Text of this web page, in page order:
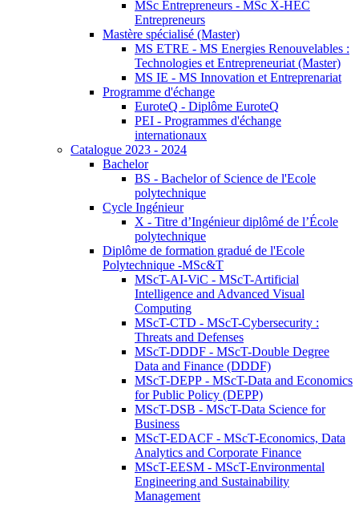
MSc Entrepreneurs - MSc X-HEC
Entrepreneurs
Mastère spécialisé (Master)
MS ETRE - MS Energies Renouvelables :
Technologies et Entrepreneuriat (Master)
MS IE - MS Innovation et Entreprenariat
Programme d'échange
EuroteQ - Diplôme EuroteQ
PEI - Programmes d'échange
internationaux
Catalogue 2023 - 2024
Bachelor
BS - Bachelor of Science de l'Ecole
polytechnique
Cycle Ingénieur
X - Titre d’Ingénieur diplômé de l’École
polytechnique
Diplôme de formation gradué de l'Ecole
Polytechnique -MSc&T
MScT-AI-ViC - MScT-Artificial
Intelligence and Advanced Visual
Computing
MScT-CTD - MScT-Cybersecurity :
Threats and Defenses
MScT-DDDF - MScT-Double Degree
Data and Finance (DDDF)
MScT-DEPP - MScT-Data and Economics
for Public Policy (DEPP)
MScT-DSB - MScT-Data Science for
Business
MScT-EDACF - MScT-Economics, Data
Analytics and Corporate Finance
MScT-EESM - MScT-Environmental
Engineering and Sustainability
Management